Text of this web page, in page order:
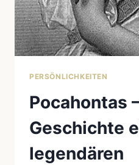
PERSÖNLICHKEITEN
Pocahontas
Geschichte
legendären